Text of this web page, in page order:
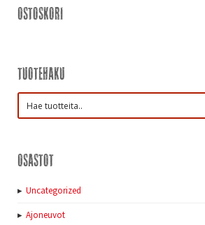
Ostoskori
Tuotehaku
Osastot
Uncategorized
Ajoneuvot